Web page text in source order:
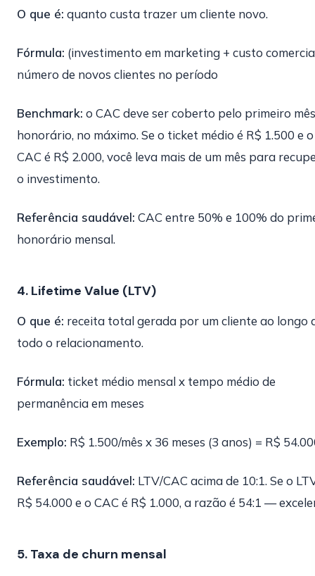
O que é: quanto custa trazer um cliente novo.
Fórmula: (investimento em marketing + custo
número de novos clientes no período
Benchmark: o CAC deve ser coberto pelo primeiro
honorário, no máximo. Se o ticket médio é R$ 1.500 e o
CAC é R$ 2.000, você leva mais de um mês para
o investimento.
Referência saudável: CAC entre 50% e 100% do
honorário mensal.
4. Lifetime Value (LTV)
O que é: receita total gerada por um cliente ao longo
todo o relacionamento.
Fórmula: ticket médio mensal x tempo médio de
permanência em meses
Exemplo: R$ 1.500/mês x 36 meses (3 anos) = R$
Referência saudável: LTV/CAC acima de 10:1. Se o
R$ 54.000 e o CAC é R$ 1.000, a razão é 54:1 —
5. Taxa de churn mensal